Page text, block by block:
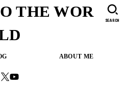
THE WOR
ABOUT ME
SEARCH